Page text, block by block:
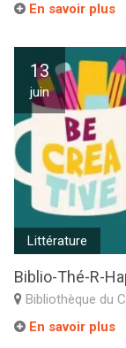
En savoir plus
13
juin
Littérature
Biblio-Thé-R-
Bibliothèque du
En savoir plus